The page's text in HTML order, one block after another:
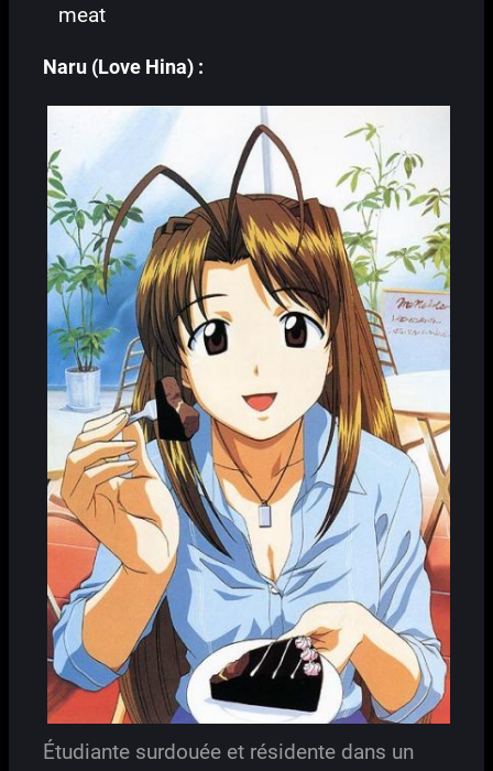
meat
Naru (Love Hina) :
Étudiante surdouée et résidente dans un